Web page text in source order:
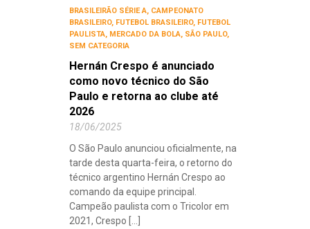
BRASILEIRÃO SÉRIE A, CAMPEONATO
BRASILEIRO, FUTEBOL BRASILEIRO, FUTEBOL
PAULISTA, MERCADO DA BOLA, SÃO PAULO,
SEM CATEGORIA
Hernán Crespo é anunciado
como novo técnico do São
Paulo e retorna ao clube até
2026
18/06/2025
O São Paulo anunciou oficialmente, na
tarde desta quarta-feira, o retorno do
técnico argentino Hernán Crespo ao
comando da equipe principal.
Campeão paulista com o Tricolor em
2021, Crespo [...]